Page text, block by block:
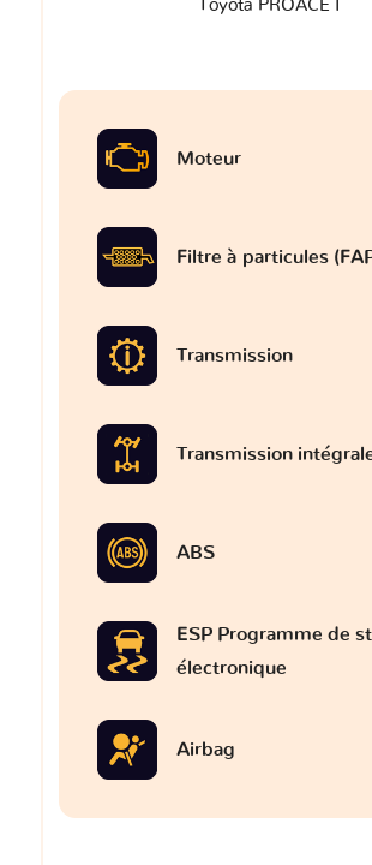
Toyota PROACE I
Moteur
Filtre à particules
Transmission
Transmission
ABS
ESP Programme de
électronique
Airbag